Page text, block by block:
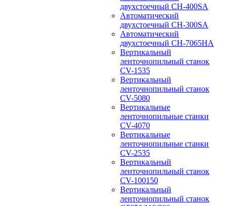
двухстоечный CH-400SA
Автоматический
двухстоечный CH-300SA
Автоматический
двухстоечный CH-7065HA
Вертикальный
ленточнопильный станок
CV-1535
Вертикальный
ленточнопильный станок
CV-5080
Вертикальные
ленточнопильные станки
CV-4070
Вертикальные
ленточнопильные станки
CV-2535
Вертикальный
ленточнопильный станок
CV-100150
Вертикальный
ленточнопильный станок